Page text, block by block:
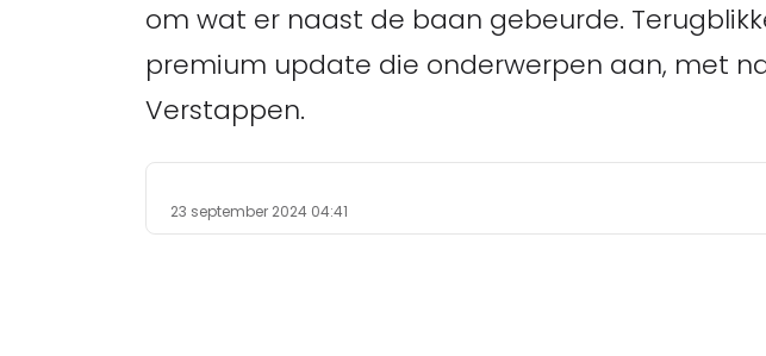
om wat er naast de baan gebeurde.
premium update die onderwerpen aan, met
Verstappen.
23 september 2024 04:41